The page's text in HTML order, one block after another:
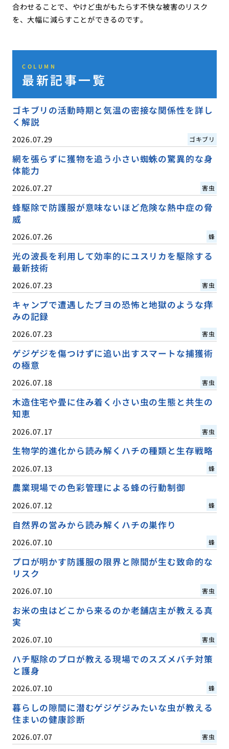
合わせることで、やけど虫がもたらす不快な被害のリスク
を、大幅に減らすことができるのです。
COLUMN
最新記事一覧
ゴキブリの活動時期と気温の密接な関係性を詳し
く解説
2026.07.29 ゴキブリ
網を張らずに獲物を追う小さい蜘蛛の驚異的な身
体能力
2026.07.27 害虫
蜂駆除で防護服が意味ないほど危険な熱中症の脅
威
2026.07.26 蜂
光の波長を利用して効率的にユスリカを駆除する
最新技術
2026.07.23 害虫
キャンプで遭遇したブヨの恐怖と地獄のような痒
みの記録
2026.07.23 害虫
ゲジゲジを傷つけずに追い出すスマートな捕獲術
の極意
2026.07.18 害虫
木造住宅や畳に住み着く小さい虫の生態と共生の
知恵
2026.07.17 害虫
生物学的進化から読み解くハチの種類と生存戦略
2026.07.13 蜂
農業現場での色彩管理による蜂の行動制御
2026.07.12 蜂
自然界の営みから読み解くハチの巣作り
2026.07.10 蜂
プロが明かす防護服の限界と隙間が生む致命的な
リスク
2026.07.10 害虫
お米の虫はどこから来るのか老舗店主が教える真
実
2026.07.10 害虫
ハチ駆除のプロが教える現場でのスズメバチ対策
と護身
2026.07.10 蜂
暮らしの隙間に潜むゲジゲジみたいな虫が教える
住まいの健康診断
2026.07.07 害虫